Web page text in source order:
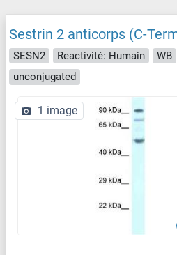
Sestrin 2 anticorps (C-
SESN2 Reactivité: Humain WB
unconjugated
1 image